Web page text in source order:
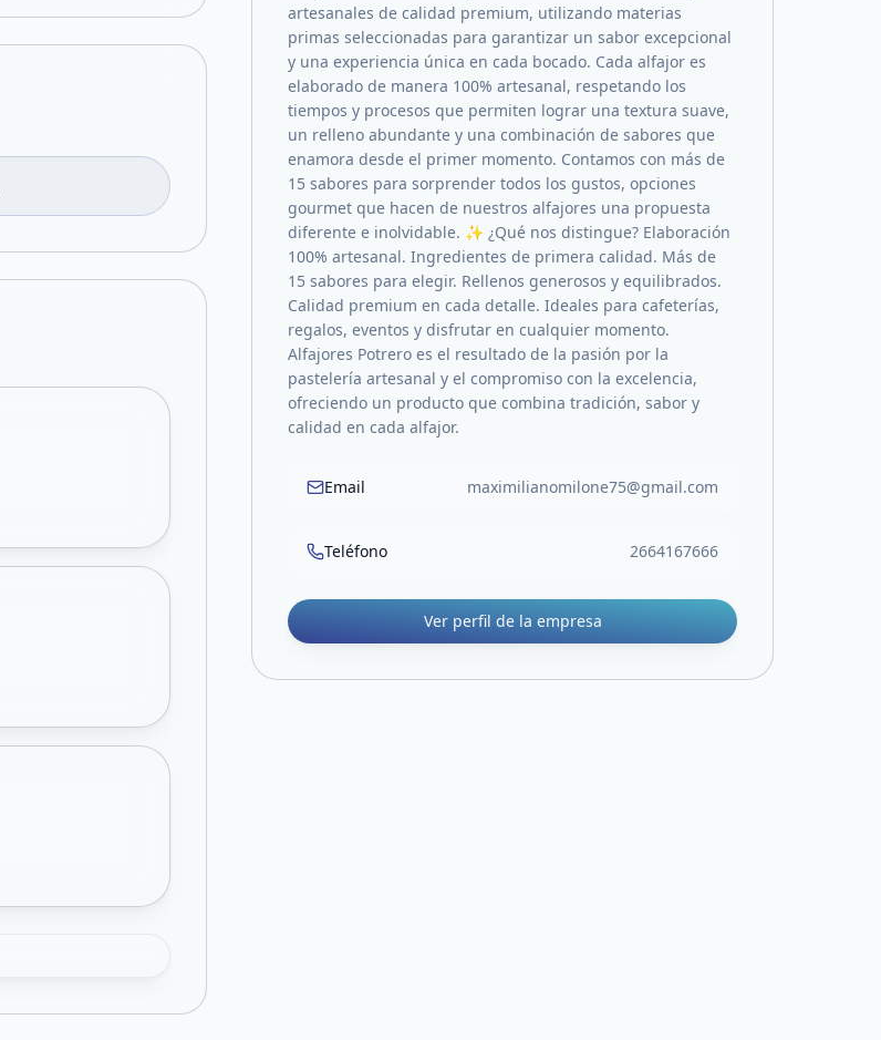
artesanales de calidad premium, utilizando materias
primas seleccionadas para garantizar un sabor excepcional
y una experiencia única en cada bocado. Cada alfajor es
elaborado de manera 100% artesanal, respetando los
tiempos y procesos que permiten lograr una textura suave,
un relleno abundante y una combinación de sabores que
enamora desde el primer momento. Contamos con más de
15 sabores para sorprender todos los gustos, opciones
gourmet que hacen de nuestros alfajores una propuesta
diferente e inolvidable. ✨ ¿Qué nos distingue? Elaboración
100% artesanal. Ingredientes de primera calidad. Más de
15 sabores para elegir. Rellenos generosos y equilibrados.
Calidad premium en cada detalle. Ideales para cafeterías,
regalos, eventos y disfrutar en cualquier momento.
Alfajores Potrero es el resultado de la pasión por la
pastelería artesanal y el compromiso con la excelencia,
ofreciendo un producto que combina tradición, sabor y
calidad en cada alfajor.
Email maximilianomilone75@gmail.com
Teléfono 2664167666
Ver perfil de la empresa